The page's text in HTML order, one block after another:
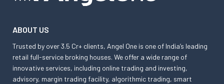
ABOUT US
Trusted by over 3.5 Cr+ clients, Angel One is one of India’s leading
retail full-service broking houses. We offer a wide range of
innovative services, including online trading and investing,
advisory, margin trading facility, algorithmic trading, smart